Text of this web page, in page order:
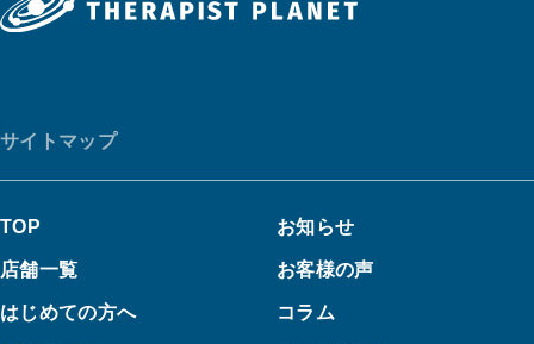
サイトマップ
TOP
店舗一覧
はじめての方へ
お知らせ
お客様の声
コラム